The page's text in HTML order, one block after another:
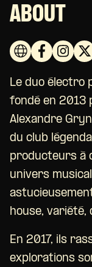
ABOUT
Le duo électro
fondé en 2013
Alexandre
du club
producteurs à
univers
house, variété,
En 2017, ils
explorations